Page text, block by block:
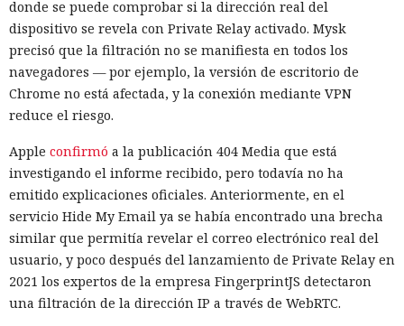
donde se puede comprobar si la dirección real del
dispositivo se revela con Private Relay activado. Mysk
precisó que la filtración no se manifiesta en todos los
navegadores — por ejemplo, la versión de escritorio de
Chrome no está afectada, y la conexión mediante VPN
reduce el riesgo.
Apple confirmó a la publicación 404 Media que está
investigando el informe recibido, pero todavía no ha
emitido explicaciones oficiales. Anteriormente, en el
servicio Hide My Email ya se había encontrado una brecha
similar que permitía revelar el correo electrónico real del
usuario, y poco después del lanzamiento de Private Relay en
2021 los expertos de la empresa FingerprintJS detectaron
una filtración de la dirección IP a través de WebRTC.